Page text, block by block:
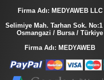
Firma Adı: MEDYAWEB LLC
Selimiye Mah. Tarhan Sok. No:1
Osmangazi / Bursa / Türkiye
Firma Adı: MEDYAWEB